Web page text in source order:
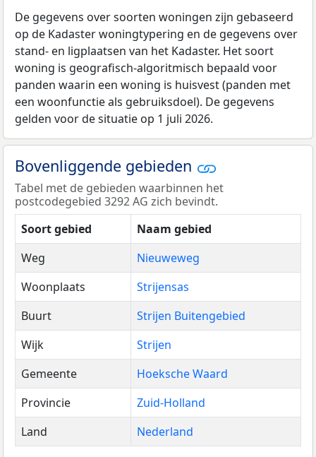
De gegevens over soorten woningen zijn gebaseerd
op de Kadaster woningtypering en de gegevens over
stand- en ligplaatsen van het Kadaster. Het soort
woning is geografisch-algoritmisch bepaald voor
panden waarin een woning is huisvest (panden met
een woonfunctie als gebruiksdoel). De gegevens
gelden voor de situatie op 1 juli 2026.
Bovenliggende gebieden
Tabel met de gebieden waarbinnen het
postcodegebied 3292 AG zich bevindt.
Soort gebied
Naam gebied
Weg
Nieuweweg
Woonplaats
Strijensas
Buurt
Strijen Buitengebied
Wijk
Strijen
Gemeente
Hoeksche Waard
Provincie
Zuid-Holland
Land
Nederland